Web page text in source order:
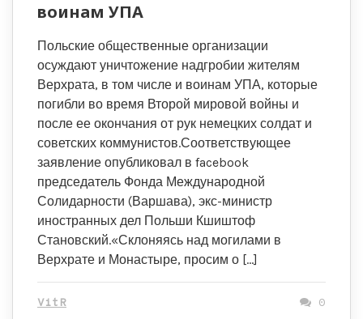
воинам УПА
Польские общественные организации
осуждают уничтожение надгробии жителям
Верхрата, в том числе и воинам УПА, которые
погибли во время Второй мировой войны и
после ее окончания от рук немецких солдат и
советских коммунистов.Соответствующее
заявление опубликовал в facebook
председатель Фонда Международной
Солидарности (Варшава), экс-министр
иностранных дел Польши Кшиштоф
Становский.«Склоняясь над могилами в
Верхрате и Монастыре, просим о […]
VitR 0